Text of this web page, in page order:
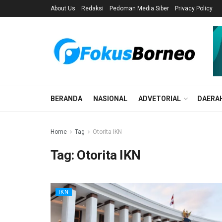
About Us Redaksi Pedoman Media Siber Privacy Policy
BERANDA NASIONAL ADVETORIAL
Home Tag Otorita IKN
Tag: Otorita IKN
IKN